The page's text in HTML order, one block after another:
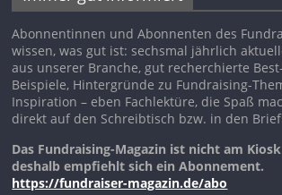
Abonnentinnen und Abonnenten des
wissen, was gut ist: sechsmal jährlich
aus unserer Branche, gut recherchierte
Beispiele, Hintergründe zu Fundraising-
Inspiration – eben Fachlektüre, die Spaß
direkt auf den Schreibtisch bzw. in den
Das Fundraising-Magazin ist nicht am
deshalb empfiehlt sich ein Abonnement.
https://fundraiser-magazin.de/abo